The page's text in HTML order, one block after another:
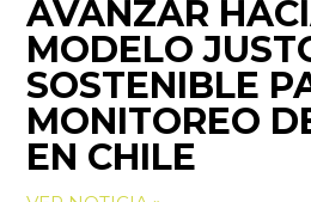
AVANZAR
MODELO
SOSTENIBLE
MONITOREO
EN CHILE